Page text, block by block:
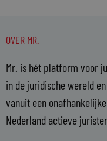
OVER MR.
Mr. is hét platform voor
in de juridische wereld
vanuit een
Nederland actieve